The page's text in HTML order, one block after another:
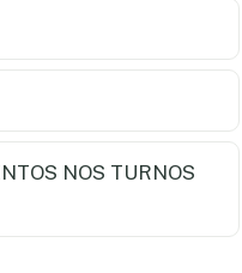
NOS TURNOS